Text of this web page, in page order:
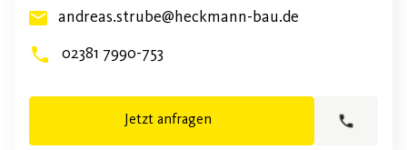
andreas.strube@heckmann-bau.de
02381 7990-753
Jetzt anfragen